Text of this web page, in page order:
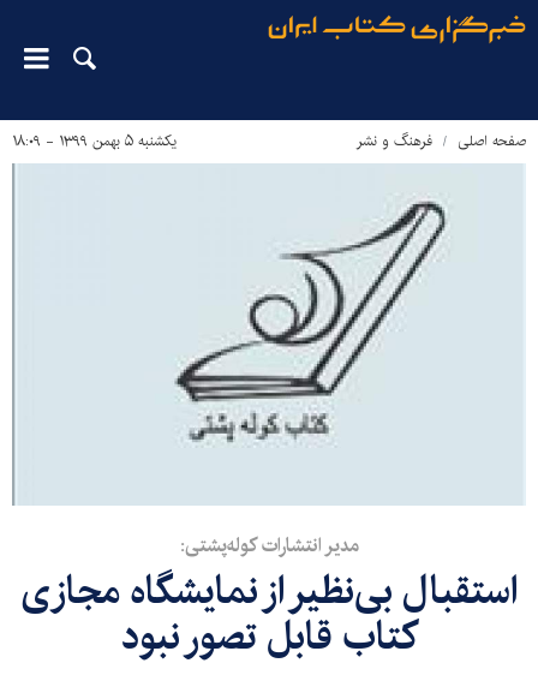
صفحه اصلی فرهنگ و نشر یکشنبه ۵ بهمن ۱۳۹۹ - ۱۸:۰۹
مدیر انتشارات کوله‌پشتی:
استقبال بی‌نظیر از نمایشگاه مجازی
کتاب قابل تصور نبود